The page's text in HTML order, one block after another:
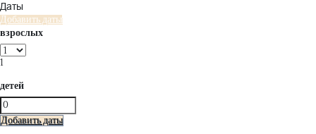
Даты
Добавить даты
взрослых
1
детей
Добавить даты